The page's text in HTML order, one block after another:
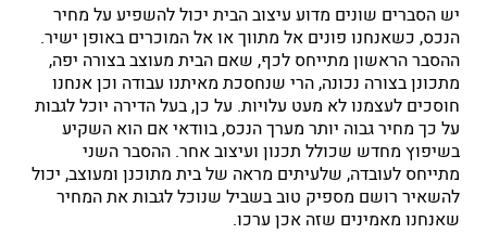
יש הסברים שונים מדוע עיצוב הבית יכול להשפיע על מחיר
הנכס, כשאנחנו פונים אל מתווך או אל המוכרים באופן ישיר.
ההסבר הראשון מתייחס לכף, שאם הבית מעוצב בצורה יפה,
מתכונן בצורה נכונה, הרי שנחסכת מאיתנו עבודה וכן אנחנו
חוסכים לעצמנו לא מעט עלויות. על כן, בעל הדירה יוכל לגבות
על כך מחיר גבוה יותר מערך הנכס, בוודאי אם הוא השקיע
בשיפוץ מחדש שכולל תכנון ועיצוב אחר. ההסבר השני
מתייחס לעובדה, שלעיתים מראה של בית מתוכנן ומעוצב, יכול
להשאיר רושם מספיק טוב בשביל שנוכל לגבות את המחיר
שאנחנו מאמינים שזה אכן ערכו.